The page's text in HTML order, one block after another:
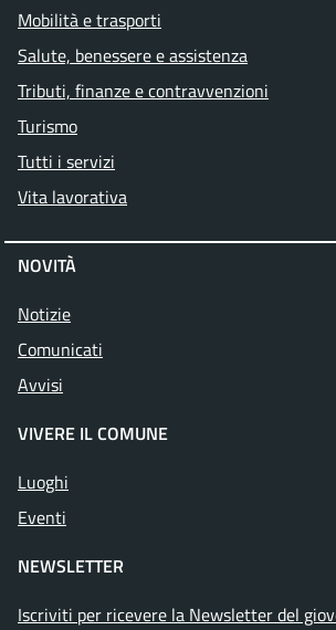
Mobilità e trasporti
Salute, benessere e assistenza
Tributi, finanze e contravvenzioni
Turismo
Tutti i servizi
Vita lavorativa
NOVITÀ
Notizie
Comunicati
Avvisi
VIVERE IL COMUNE
Luoghi
Eventi
NEWSLETTER
Iscriviti per ricevere la Newsletter del